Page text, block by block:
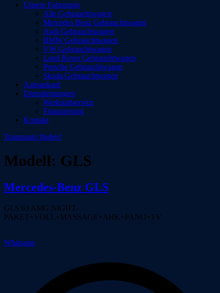
Unsere Fahrzeuge
Alle Gebrauchtwagen
Mercedes Benz Gebrauchtwagen
Audi Gebrauchtwagen
BMW Gebrauchtwagen
VW Gebrauchtwagen
Land Rover Gebrauchtwagen
Porsche Gebrauchtwagen
Skoda Gebrauchtwagen
Autoankauf
Dienstleistungen
Werkstattservice
Finanzierung
Kontakt
Traumauto finden!
Modell: GLS
Mercedes-Benz GLS
GLS 63 AMG NIGHT-
PAKET+VOLL+MASSAGE+AHK+PANO+TV
Whatsapp